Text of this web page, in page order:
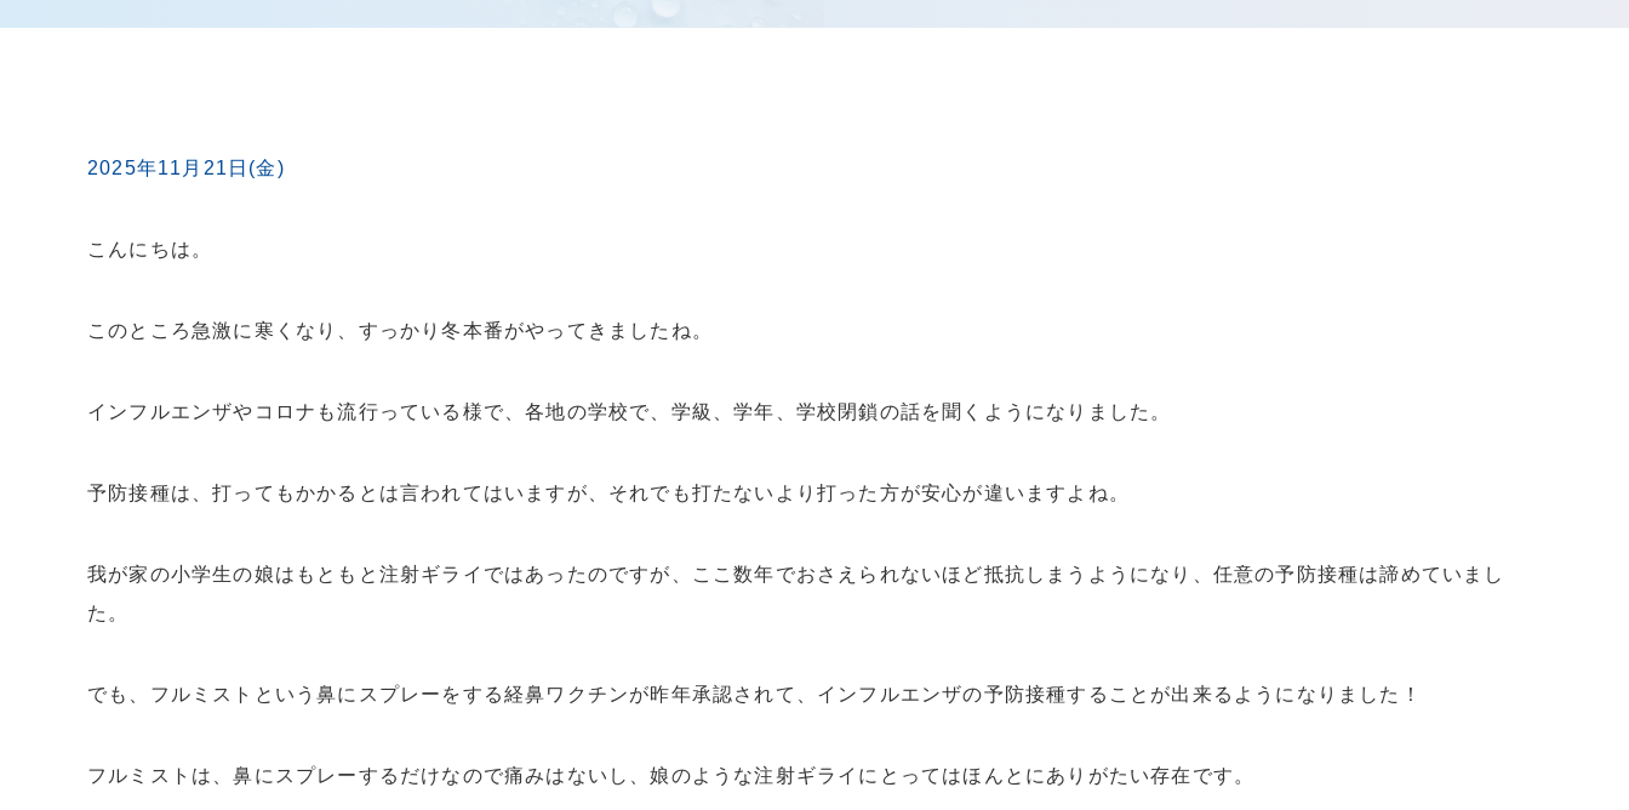
2025年11月21日(金)
こんにちは。
このところ急激に寒くなり、すっかり冬本番がやってきましたね。
インフルエンザやコロナも流行っている様で、各地の学校で、学級、学年、学校閉鎖の話を聞くようになりました。
予防接種は、打ってもかかるとは言われてはいますが、それでも打たないより打った方が安心が違いますよね。
我が家の小学生の娘はもともと注射ギライではあったのですが、ここ数年でおさえられないほど抵抗しまうようになり、任意の予防接種は諦めていまし
た。
でも、フルミストという鼻にスプレーをする経鼻ワクチンが昨年承認されて、インフルエンザの予防接種することが出来るようになりました！
フルミストは、鼻にスプレーするだけなので痛みはないし、娘のような注射ギライにとってはほんとにありがたい存在です。